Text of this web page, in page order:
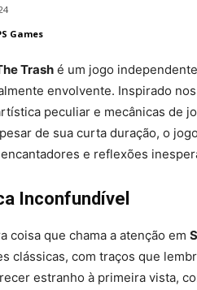
Games
Trash é um jogo
envolvente. Inspirado
peculiar e mecânicas de
de sua curta duração, o
e reflexões
Inconfundível
coisa que chama a atenção em
clássicas, com traços que
estranho à primeira vista,